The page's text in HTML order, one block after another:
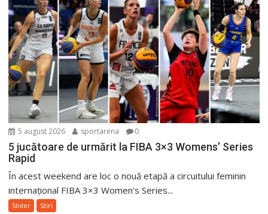
5 august 2026 sportarena 0
5 jucătoare de urmărit la FIBA 3×3 Womens’ Series
Rapid
În acest weekend are loc o nouă etapă a circuitului feminin
internațional FIBA 3×3 Women’s Series...
Slider Stiri